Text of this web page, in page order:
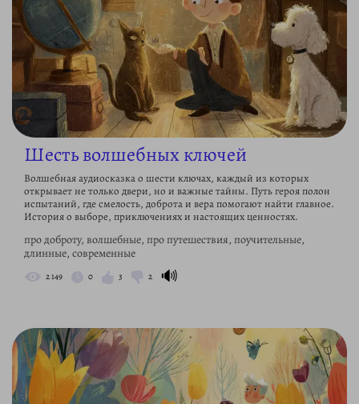
Шесть волшебных ключей
Волшебная аудиосказка о шести ключах, каждый из которых
открывает не только двери, но и важные тайны. Путь героя полон
испытаний, где смелость, доброта и вера помогают найти главное.
История о выборе, приключениях и настоящих ценностях.
про доброту, волшебные, про путешествия, поучительные,
длинные, современные
2 149 0 3 2 🔊